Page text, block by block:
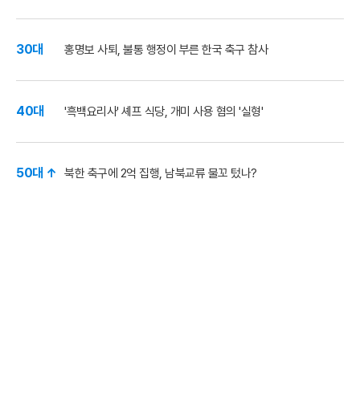
30대 홍명보 사퇴, 불통 행정이 부른 한국 축구 참사
40대 '흑백요리사' 셰프 식당, 개미 사용 혐의 '실형'
50대 ↑ 북한 축구에 2억 집행, 남북교류 물꼬 텄나?